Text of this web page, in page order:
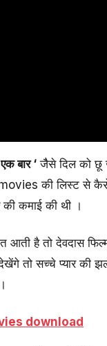
बार ‘जैैसे दिल को छू
की लिस्ट से
कमाई की थी ।
है तो देवदास
तो सच्चे प्यार
download